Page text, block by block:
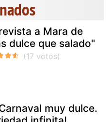
a Mara de
dulce que salado"
muy dulce.